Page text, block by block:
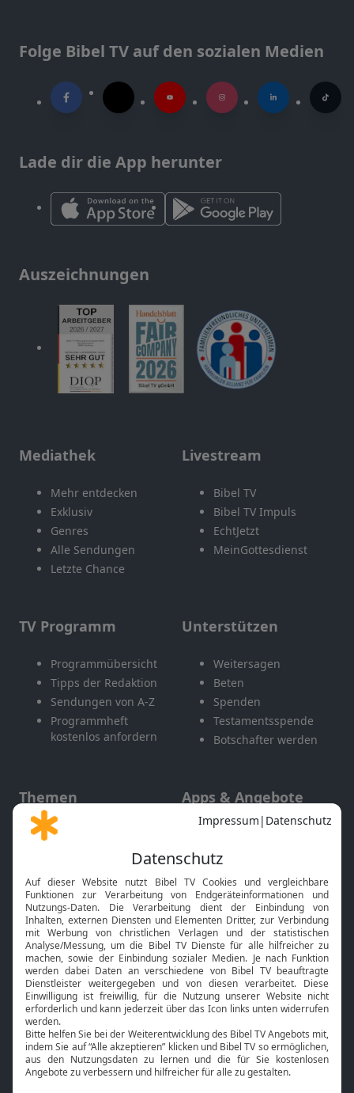
Folge Bibel TV auf den sozialen Medien
Lade dir die App herunter
Auszeichnungen
Mediathek
Mehr entdecken
Exklusiv
Genres
Alle Sendungen
Letzte Chance
Livestream
Bibel TV
Bibel TV Impuls
EchtJetzt
MeinGottesdienst
TV Programm
Programmübersicht
Tipps der Redaktion
Sendungen von A-Z
Programmheft
kostenlos anfordern
Unterstützen
Weitersagen
Beten
Spenden
Testamentsspende
Botschafter werden
Themen
Gott und Bibel erklärt
Neuigkeiten
Apps & Angebote
Mobile App
Smart TV
HbbTV
Bibelthek Online-Bibel
Nächster Gottesdienst
Bibel TV
Über uns
Jobs
Service
Kontakt
TV-Empfang